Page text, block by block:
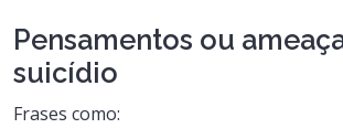
Pensamentos ou
suicídio
Frases como: